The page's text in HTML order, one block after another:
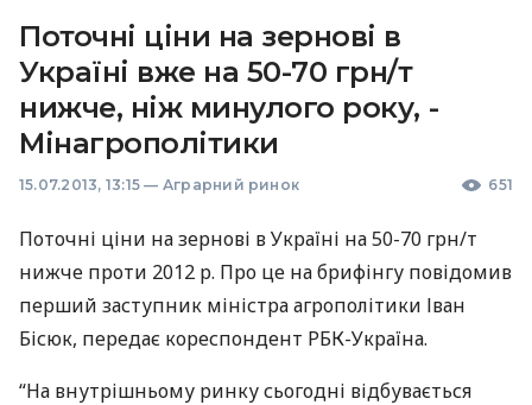
Поточні ціни на зернові в
Україні вже на 50-70 грн/т
нижче, ніж минулого року, -
Мінагрополітики
15.07.2013, 13:15 — Аграрний ринок 651
Поточні ціни на зернові в Україні на 50-70 грн/т
нижче проти 2012 р. Про це на брифінгу повідомив
перший заступник міністра агрополітики Іван
Бісюк, передає кореспондент РБК-Україна.
“На внутрішньому ринку сьогодні відбувається